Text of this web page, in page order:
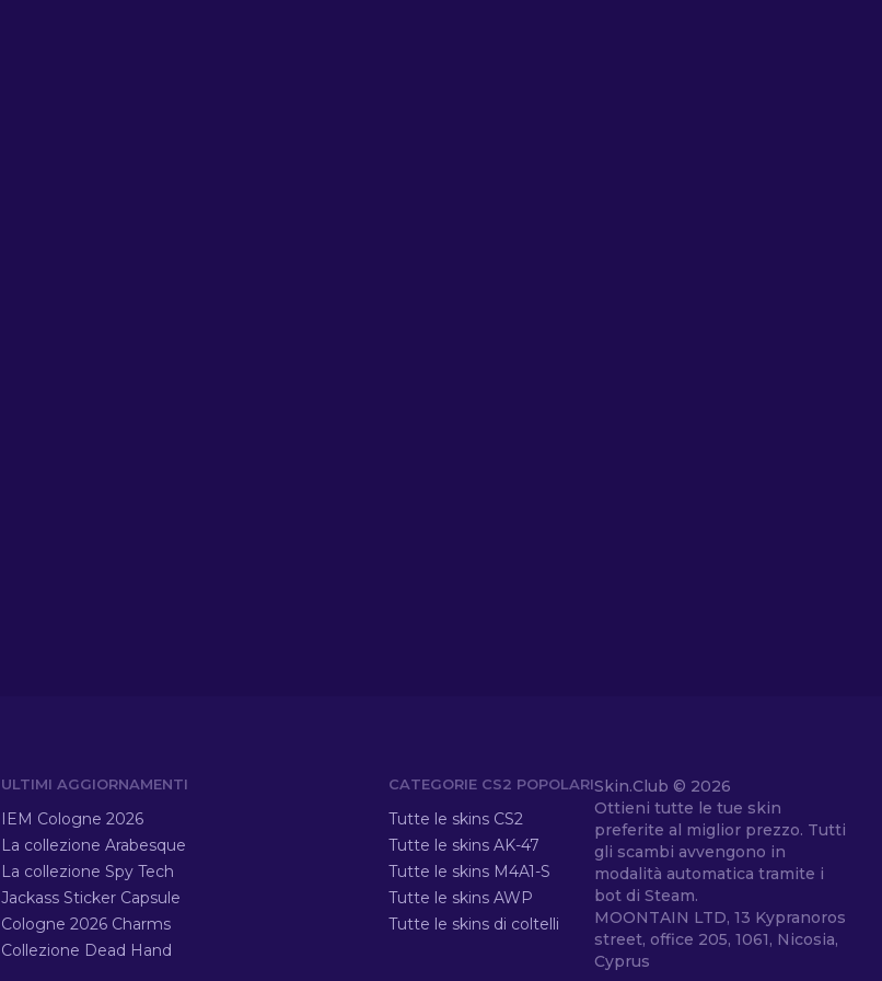
ULTIMI AGGIORNAMENTI
IEM Cologne 2026
La collezione Arabesque
La collezione Spy Tech
Jackass Sticker Capsule
Cologne 2026 Charms
Collezione Dead Hand
CATEGORIE CS2 POPOLARI
Tutte le skins CS2
Tutte le skins AK-47
Tutte le skins M4A1-S
Tutte le skins AWP
Tutte le skins di coltelli
Skin.Club © 2026
Ottieni tutte le tue skin
preferite al miglior prezzo. Tutti
gli scambi avvengono in
modalità automatica tramite i
bot di Steam.
MOONTAIN LTD, 13 Kypranoros
street, office 205, 1061, Nicosia,
Cyprus